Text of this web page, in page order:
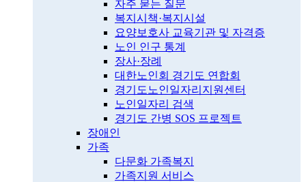
자주 묻는 질문
복지시책·복지시설
요양보호사 교육기관 및 자격증
노인 인구 통계
장사·장례
대한노인회 경기도 연합회
경기도노인일자리지원센터
노인일자리 검색
경기도 간병 SOS 프로젝트
장애인
가족
다문화 가족복지
가족지원 서비스